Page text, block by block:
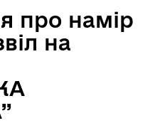
про намір
на